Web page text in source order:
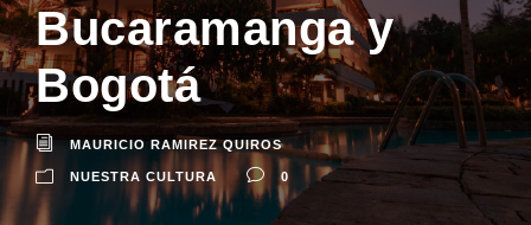
Bucaramanga y
Bogotá
MAURICIO RAMIREZ QUIROS
NUESTRA CULTURA 0